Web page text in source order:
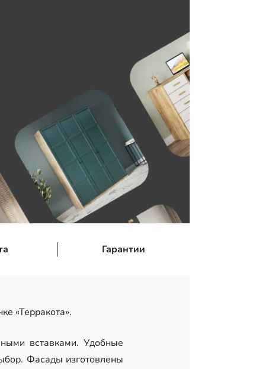
Гарантии
«Терракота».
вставками. Удобные
Фасады изготовлены